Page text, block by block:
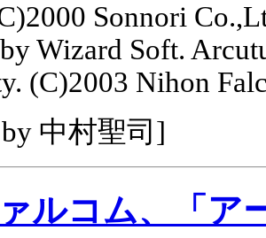
Sonnori
Wizard Soft.
(C)2003 Nihon
中村聖司]
ルコム、「ア